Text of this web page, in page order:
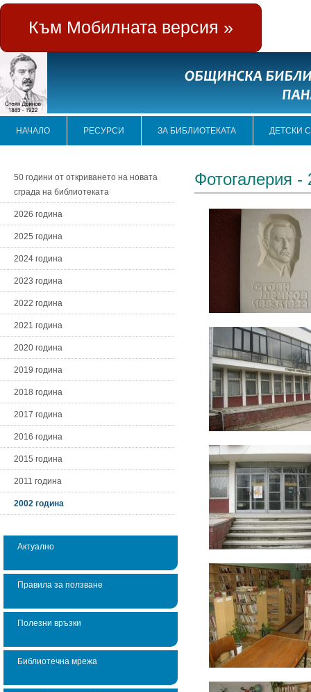
Към Мобилната версия »
НАЧАЛО РЕСУРСИ ЗА БИБЛИОТЕКАТА ДЕТСКИ
50 години от откриването на новата
сграда на библиотеката
2026 година
2025 година
2024 година
2023 година
2022 година
2021 година
2020 година
2019 година
2018 година
2017 година
2016 година
2015 година
2011 година
2002 година
Актуално
Правила за ползване
Полезни връзки
Библиотечна мрежа
Фотогалерия -